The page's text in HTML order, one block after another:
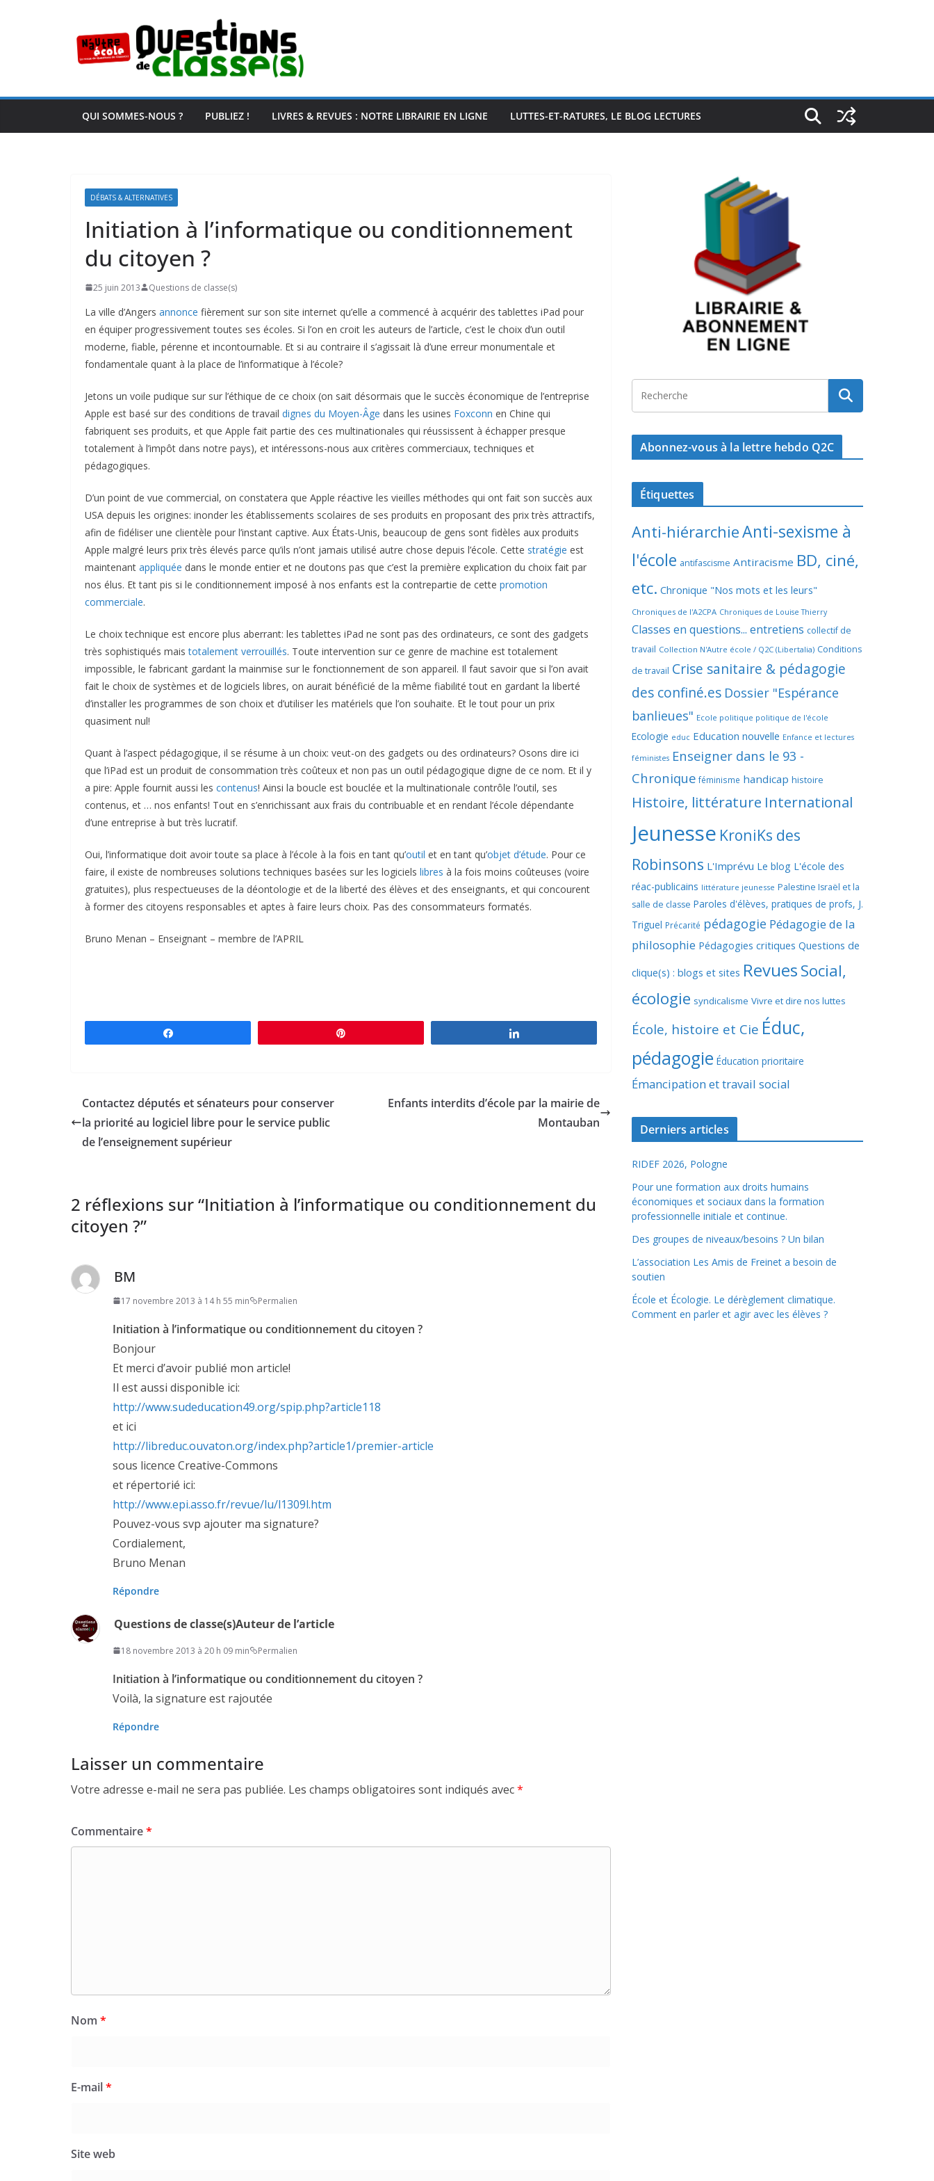
QUI SOMMES-NOUS ? PUBLIEZ ! LIVRES & REVUES : NOTRE LIBRAIRIE EN LIGNE LUTTES-ET-RATURES, LE BLOG LECTURES
DÉBATS & ALTERNATIVES
Initiation à l’informatique ou conditionnement
du citoyen ?
25 juin 2013 Questions de classe(s)
La ville d’Angers annonce fièrement sur son site internet qu’elle a commencé à acquérir des tablettes iPad pour
en équiper progressivement toutes ses écoles. Si l’on en croit les auteurs de l’article, c’est le choix d’un outil
moderne, fiable, pérenne et incontournable. Et si au contraire il s’agissait là d’une erreur monumentale et
fondamentale quant à la place de l’informatique à l’école?
Jetons un voile pudique sur sur l’éthique de ce choix (on sait désormais que le succès économique de l’entreprise
Apple est basé sur des conditions de travail dignes du Moyen-Âge dans les usines Foxconn en Chine qui
fabriquent ses produits, et que Apple fait partie des ces multinationales qui réussissent à échapper presque
totalement à l’impôt dans notre pays), et intéressons-nous aux critères commerciaux, techniques et
pédagogiques.
D’un point de vue commercial, on constatera que Apple réactive les vieilles méthodes qui ont fait son succès aux
USA depuis les origines: inonder les établissements scolaires de ses produits en proposant des prix très attractifs,
afin de fidéliser une clientèle pour l’instant captive. Aux États-Unis, beaucoup de gens sont fidèles aux produits
Apple malgré leurs prix très élevés parce qu’ils n’ont jamais utilisé autre chose depuis l’école. Cette stratégie est
maintenant appliquée dans le monde entier et ne doutons pas que c’est la première explication du choix fait par
nos élus. Et tant pis si le conditionnement imposé à nos enfants est la contrepartie de cette promotion
commerciale.
Le choix technique est encore plus aberrant: les tablettes iPad ne sont pas des ordinateurs, ce sont des gadgets
très sophistiqués maistotalement verrouillés. Toute intervention sur ce genre de machine est totalement
impossible, le fabricant gardant la mainmise sur le fonctionnement de son appareil. Il faut savoir que si l’on avait
fait le choix de systèmes et de logiciels libres, on aurait bénéficié de la même fiabilité tout en gardant la liberté
d’installer les programmes de son choix et d’utiliser les matériels que l’on souhaite. Et le tout pour un prix
quasiment nul!
Quant à l’aspect pédagogique, il se résume à un choix: veut-on des gadgets ou des ordinateurs? Osons dire ici
que l’iPad est un produit de consommation très coûteux et non pas un outil pédagogique digne de ce nom. Et il y
a pire: Apple fournit aussi les contenus! Ainsi la boucle est bouclée et la multinationale contrôle l’outil, ses
contenus, et … nos enfants! Tout en s’enrichissant aux frais du contribuable et en rendant l’école dépendante
d’une entreprise à but très lucratif.
Oui, l’informatique doit avoir toute sa place à l’école à la fois en tant qu’outil et en tant qu’objet d’étude. Pour ce
faire, il existe de nombreuses solutions techniques basées sur les logiciels libres à la fois moins coûteuses (voire
gratuites), plus respectueuses de la déontologie et de la liberté des élèves et des enseignants, et qui concourent
à former des citoyens responsables et aptes à faire leurs choix. Pas des consommateurs formatés.
Bruno Menan – Enseignant – membre de l’APRIL
Contactez députés et sénateurs pour conserver
la priorité au logiciel libre pour le service public
de l’enseignement supérieur
Enfants interdits d’école par la mairie de
Montauban
2 réflexions sur “Initiation à l’informatique ou conditionnement du
citoyen ?”
BM
17 novembre 2013 à 14 h 55 min Permalien
Initiation à l’informatique ou conditionnement du citoyen ?
Bonjour
Et merci d’avoir publié mon article!
Il est aussi disponible ici:
http://www.sudeducation49.org/spip.php?article118
et ici
http://libreduc.ouvaton.org/index.php?article1/premier-article
sous licence Creative-Commons
et répertorié ici:
http://www.epi.asso.fr/revue/lu/l1309l.htm
Pouvez-vous svp ajouter ma signature?
Cordialement,
Bruno Menan
Répondre
Questions de classe(s)Auteur de l’article
18 novembre 2013 à 20 h 09 min Permalien
Initiation à l’informatique ou conditionnement du citoyen ?
Voilà, la signature est rajoutée
Répondre
Laisser un commentaire
Votre adresse e-mail ne sera pas publiée. Les champs obligatoires sont indiqués avec*
Commentaire*
Nom *
E-mail*
Site web
Abonnez-vous à la lettre hebdo Q2C
Étiquettes
Anti-hiérarchieAnti-sexisme à
l'école antifascisme Antiracisme BD, ciné,
etc. Chronique "Nos mots et les leurs"
Chroniques de l'A2CPA Chroniques de Louise Thierry
Classes en questions... entretiens collectif de
travail Collection N'Autre école / Q2C (Libertalia) Conditions
de travail Crise sanitaire & pédagogie
des confiné.es Dossier "Espérance
banlieues" Ecole politique politique de l'école
Ecologie educ Education nouvelle Enfance et lectures
féministes Enseigner dans le 93 -
Chronique féminisme handicap histoire
Histoire, littérature International
Jeunesse KroniKs des
Robinsons L'Imprévu Le blog L'école des
réac-publicains littérature jeunesse Palestine Israël et la
salle de classe Paroles d'élèves, pratiques de profs, J.
Triguel Précarité pédagogie Pédagogie de la
philosophie Pédagogies critiques Questions de
clique(s) : blogs et sites RevuesSocial,
écologie syndicalisme Vivre et dire nos luttes
École, histoire et Cie Éduc,
pédagogie Éducation prioritaire
Émancipation et travail social
Derniers articles
RIDEF 2026, Pologne
Pour une formation aux droits humains
économiques et sociaux dans la formation
professionnelle initiale et continue.
Des groupes de niveaux/besoins ? Un bilan
L’association Les Amis de Freinet a besoin de
soutien
École et Écologie. Le dérèglement climatique.
Comment en parler et agir avec les élèves ?